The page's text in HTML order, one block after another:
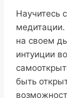
Научитесь
медитации.
на своем
интуиции
быть